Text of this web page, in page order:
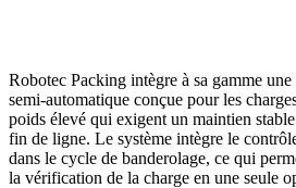
Robotec Packing intègre à sa gamme
semi-automatique conçue pour les
poids élevé qui exigent un maintien
fin de ligne. Le système intègre le
dans le cycle de banderolage, ce qui
la vérification de la charge en une seule